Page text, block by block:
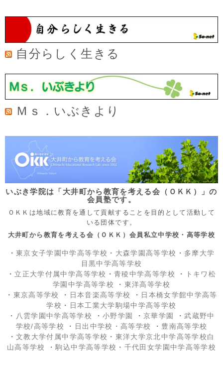
自分らしく生きる
Ｍｓ．いぶきより
いぶき学院は「大井町から教育を考える会（ＯＫＫ）」の
会員塾です。
ＯＫＫは地域に教育を通して貢献することを目的として活動して
いる団体です。
大井町から教育を考える会（ＯＫＫ）会員私立中学校・高等学校
・ 東京女子学園中学高等学校 ・ 大森学園高等学校 ・ 多摩大学
目黒中学高等学校
・ 立正大学付属中学高等学校 ・ 青稜中学高等学校 ・
トキワ松
学園中学高等学校
・ 東洋高等学校
・ 東京高等学校 ・ 日本音楽高等学校 ・ 日本橋女学館中学高等
学校 ・
日本工業大学駒場中学高等学校
・ 八雲学園中学高等学校 ・ 小野学園 ・京華学園 ・武蔵野中
学校/高等学校
・ 日出中学校 ・高等学校 ・ 豊南高等学校
・ 文教大学付属中学高等学校 ・ 東洋大学京北中学高等学校白
山高等学校
・駒込中学高等学校 ・ 千代田女学園中学高等学校